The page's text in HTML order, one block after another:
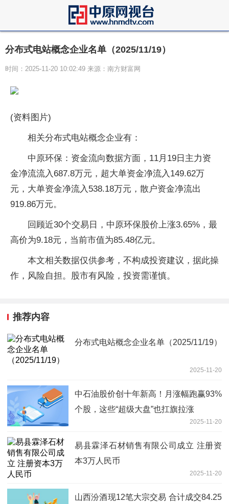
分布式电站概念企业名单（2025/11/19）
时间：2025-11-20 10:02:49 来源：南方财富网
(资料图片)
相关分布式电站概念企业有：
中原环保：资金流向数据方面，11月19日主力资
金净流流入687.8万元，超大单资金净流入149.62万
元，大单资金净流入538.18万元，散户资金净流出
919.86万元。
回顾近30个交易日，中原环保股价上涨3.65%，最
高价为9.18元，当前市值为85.48亿元。
本文相关数据仅供参考，不构成投资建议，据此操
作，风险自担。股市有风险，投资需谨慎。
推荐内容
分布式电站概念企业名单（2025/11/19）
2025-11-20
中石油股价创十年新高！月涨幅跑赢93%
个股，这些“超级大盘”也扛旗拉涨
2025-11-20
易县霖泽石材销售有限公司成立 注册资
本3万人民币
2025-11-20
山西汾酒现12笔大宗交易 合计成交84.25